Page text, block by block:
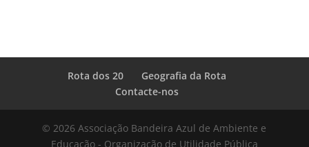
Rota dos 20
Geografia da Rota
Contacte-nos
© 2026 Associação Bandeira Azul de Ambiente e
Educação - Organização de Utilidade Pública